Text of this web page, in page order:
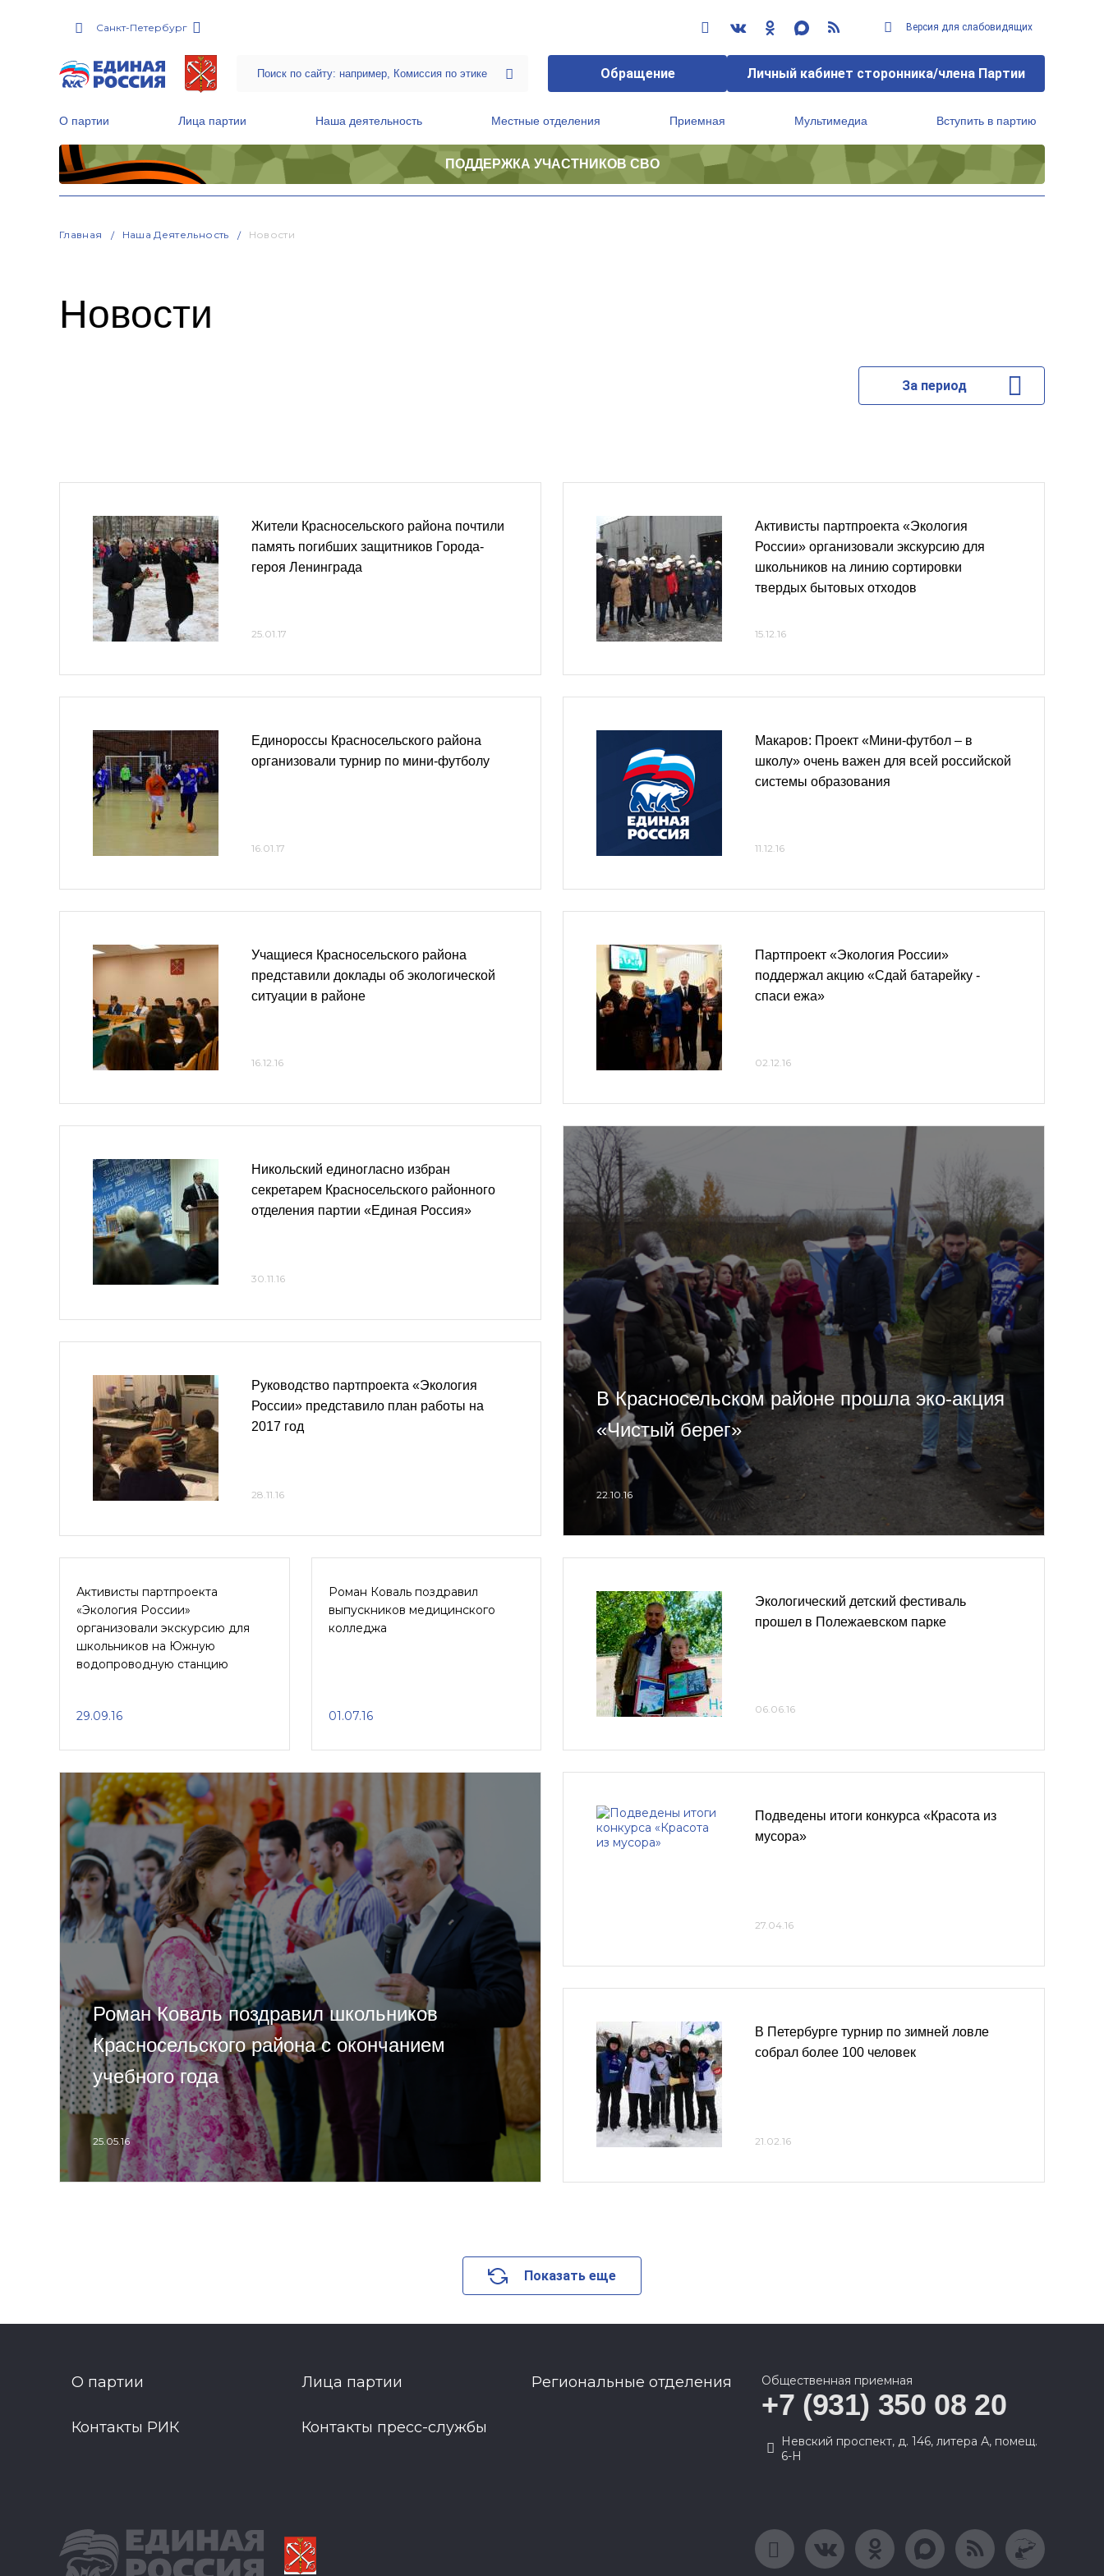
Санкт-Петербург Версия для слабовидящих
Обращение Личный кабинет сторонника/члена Партии
О партии Лица партии Наша деятельность Местные отделения Приемная Мультимедиа Вступить в партию
ПОДДЕРЖКА УЧАСТНИКОВ СВО
Главная Наша Деятельность Новости
Новости
За период
Жители Красносельского района почтили
память погибших защитников Города-
героя Ленинграда
25.01.17
Единороссы Красносельского района
организовали турнир по мини-футболу
16.01.17
Учащиеся Красносельского района
представили доклады об экологической
ситуации в районе
16.12.16
Активисты партпроекта «Экология
России» организовали экскурсию для
школьников на линию сортировки
твердых бытовых отходов
15.12.16
Макаров: Проект «Мини-футбол – в
школу» очень важен для всей российской
системы образования
11.12.16
Партпроект «Экология России»
поддержал акцию «Сдай батарейку -
спаси ежа»
02.12.16
Никольский единогласно избран
секретарем Красносельского районного
отделения партии «Единая Россия»
30.11.16
Руководство партпроекта «Экология
России» представило план работы на
2017 год
28.11.16
В Красносельском районе прошла эко-акция
«Чистый берег»
22.10.16
Активисты партпроекта
«Экология России»
организовали экскурсию для
школьников на Южную
водопроводную станцию
29.09.16
Роман Коваль поздравил
выпускников медицинского
колледжа
01.07.16
Экологический детский фестиваль
прошел в Полежаевском парке
06.06.16
Роман Коваль поздравил школьников
Красносельского района с окончанием
учебного года
25.05.16
Подведены итоги конкурса «Красота из
мусора»
27.04.16
В Петербурге турнир по зимней ловле
собрал более 100 человек
21.02.16
Показать еще
О партии Лица партии Региональные отделения
Контакты РИК Контакты пресс-службы
Общественная приемная
+7 (931) 350 08 20
Невский проспект, д. 146, литера А, помещ.
6-Н